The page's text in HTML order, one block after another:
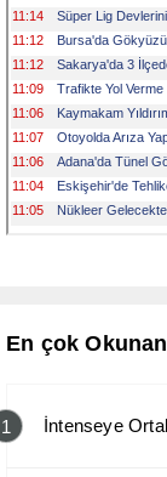
En çok
1 İntenseye